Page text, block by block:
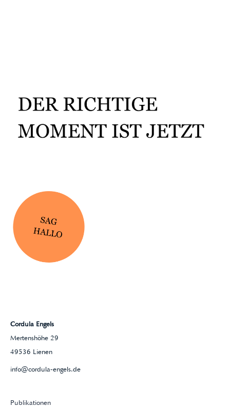
Cordula Engels
Mertenshöhe 29
49536 Lienen
info@cordula-engels.de
Publikationen